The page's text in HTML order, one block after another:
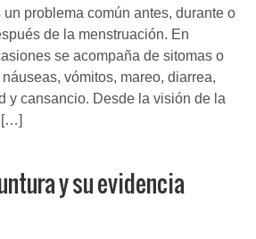
un problema común antes, durante o
de la menstruación. En
se acompaña de sitomas o
vómitos, mareo, diarrea,
y cansancio. Desde la visión de la
[…]
y su evidencia